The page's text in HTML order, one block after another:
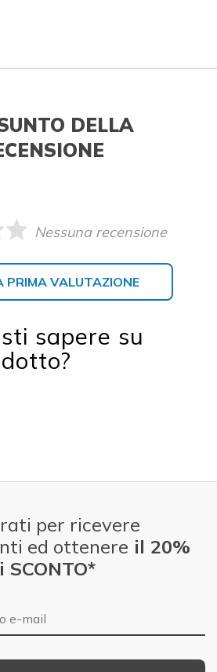
DELLA
Nessuna recensione
PRIMA VALUTAZIONE
sapere su
per ricevere
ed ottenere il 20%
SCONTO*